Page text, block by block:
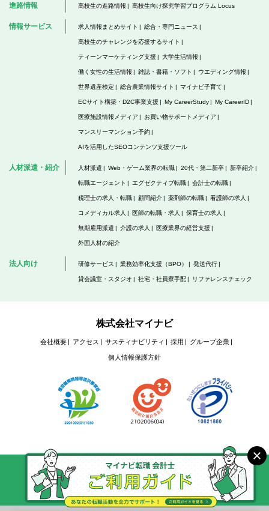
進路情報 高校生の進路情報 高校生向け探究学習プログラム Locus
情報サービス 求人情報まとめサイト 総合・専門ニュース
高校生のチャレンジを応援するサイト
ティーンマーケティング支援 大学生活情報
働く女性の生活情報 雑誌・書籍・ソフト ウエディング情報
世界遺産検定 総合農業情報サイト マイナビ子育て
ECサイト構築・D2C事業支援 My CareerStudy My CareerID
医療施設情報メディア お買い物サポートメディア
マンスリーマンション予約
AIを活用したSEOコンテンツ支援ツール
人材派遣・紹介 人材派遣 Web・ゲーム業界の転職 20代・第二新卒 新卒紹介
転職エージェント エグゼクティブ転職 会計士の転職
税理士の求人・転職 顧問紹介 薬剤師の転職 看護師の求人
コメディカル求人 医師の転職・求人 保育士の求人
無期雇用派遣 介護の求人 医療業界の経営支援
外国人材の紹介
法人向け 研修サービス 業務効率化支援（BPO） 発送代行
貸会議室・スタジオ 社宅・社員寮手配 リファレンスチェック
株式会社マイナビ
会社概要 アクセス サスティナビリティ 採用 グループ企業
個人情報保護方針
Copyright © Mynavi Corporation